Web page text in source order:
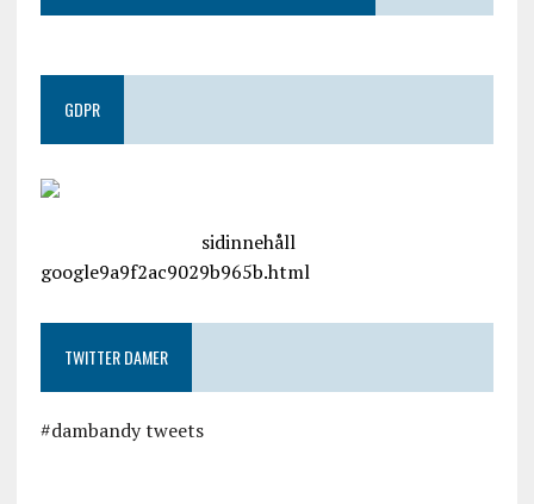
GDPR
sidinnehåll
google9a9f2ac9029b965b.html
TWITTER DAMER
#dambandy tweets